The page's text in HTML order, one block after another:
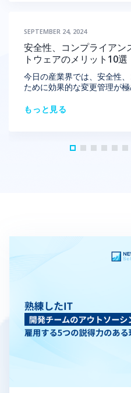
ォームのために視覚的に魅
スを作成することを含みま
デザインのトレンドに影響
は直感的でユーザー中心の
に促されています。 シカゴ
タル製品のために魅力的で
は、シカゴの組み込みUIデ
ちます。 1.1.効果的なUIデ
るために複雑さを減らすこ
言語を維持することが重要
ョンに対する即時のフィー
ユーザーは、反応性が高く
期待しています。 アクセシ
ーを含むすべてのユーザー
ースをデザインすることが
ー環境ではますます重要で
SEPTEMBER 24, 2024
安全性、コンプライアン
トウェアのメリット10選
今日の産業界では、安全性
ために効果的な変更管理が
スの安全性、規制遵守を管
された専門ツールです。こ
ることを確認します。 プロ
クを特定し、軽減します。
アンスの維持、業務効率の
ス、製造業、その他のリス
な影響を及ぼす可能性のあ
変更管理ソフトウェアと業
更を効果的に管理する能力
理システムとワークフロー
もっと見る